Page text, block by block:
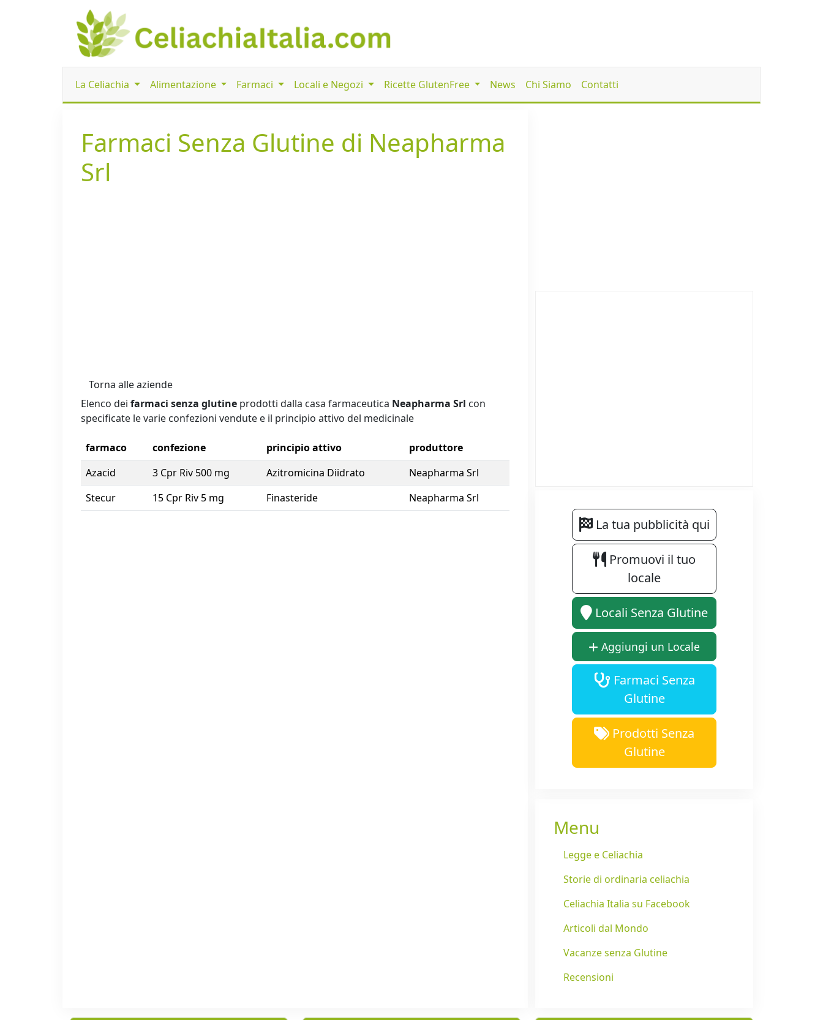
La Celiachia Alimentazione Farmaci Locali e Negozi Ricette GlutenFree News Chi Siamo Contatti
Farmaci Senza Glutine di Neapharma
Srl
Torna alle aziende
Elenco dei farmaci senza glutine prodotti dalla casa farmaceutica Neapharma Srl con
specificate le varie confezioni vendute e il principio attivo del medicinale
farmaco confezione principio attivo
produttore
Azacid
3 Cpr Riv 500 mg Azitromicina Diidrato
Neapharma Srl
Stecur
15 Cpr Riv 5 mg Finasteride Neapharma Srl
La tua pubblicità qui
Promuovi il tuo
locale
Locali Senza Glutine
Aggiungi un Locale
Farmaci Senza
Glutine
Prodotti Senza
Glutine
Menu
Legge e Celiachia
Storie di ordinaria celiachia
Celiachia Italia su Facebook
Articoli dal Mondo
Vacanze senza Glutine
Recensioni